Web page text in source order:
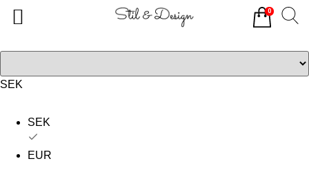
SEK
SEK
EUR
0
Alla produkter
Om oss